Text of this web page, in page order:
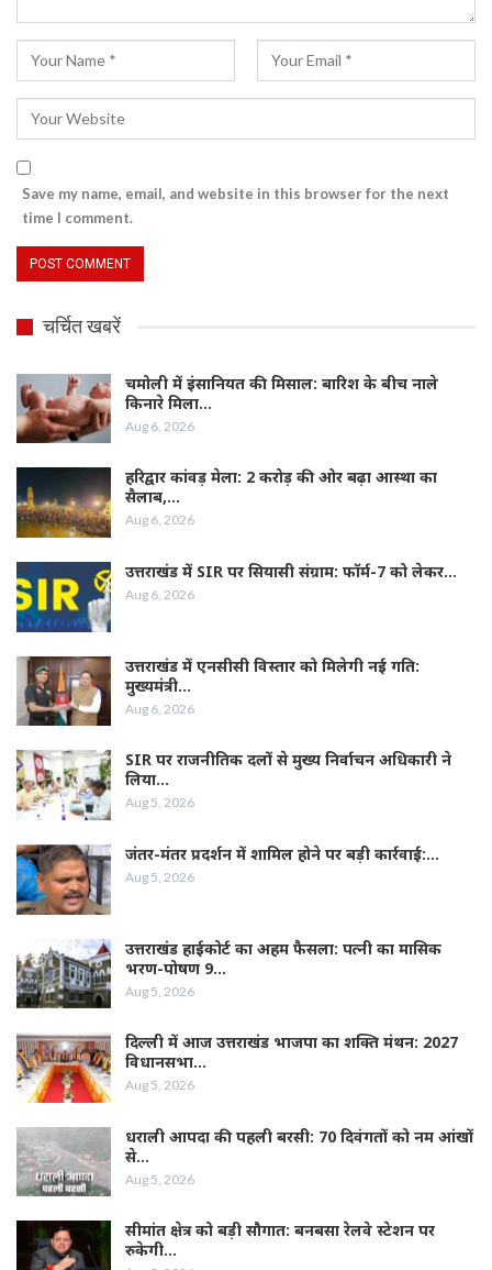
Save my name, email, and website in this browser for the next
time I comment.
चर्चित खबरें
चमोली में इंसानियत की मिसाल: बारिश के बीच नाले
किनारे मिला…
Aug 6, 2026
हरिद्वार कांवड़ मेला: 2 करोड़ की ओर बढ़ा आस्था का
सैलाब,…
Aug 6, 2026
उत्तराखंड में SIR पर सियासी संग्राम: फॉर्म-7 को लेकर…
Aug 6, 2026
उत्तराखंड में एनसीसी विस्तार को मिलेगी नई गति:
मुख्यमंत्री…
Aug 6, 2026
SIR पर राजनीतिक दलों से मुख्य निर्वाचन अधिकारी ने
लिया…
Aug 5, 2026
जंतर-मंतर प्रदर्शन में शामिल होने पर बड़ी कार्रवाई:…
Aug 5, 2026
उत्तराखंड हाईकोर्ट का अहम फैसला: पत्नी का मासिक
भरण-पोषण 9…
Aug 5, 2026
दिल्ली में आज उत्तराखंड भाजपा का शक्ति मंथन: 2027
विधानसभा…
Aug 5, 2026
धराली आपदा की पहली बरसी: 70 दिवंगतों को नम आंखों
से…
Aug 5, 2026
सीमांत क्षेत्र को बड़ी सौगात: बनबसा रेलवे स्टेशन पर
रुकेगी…